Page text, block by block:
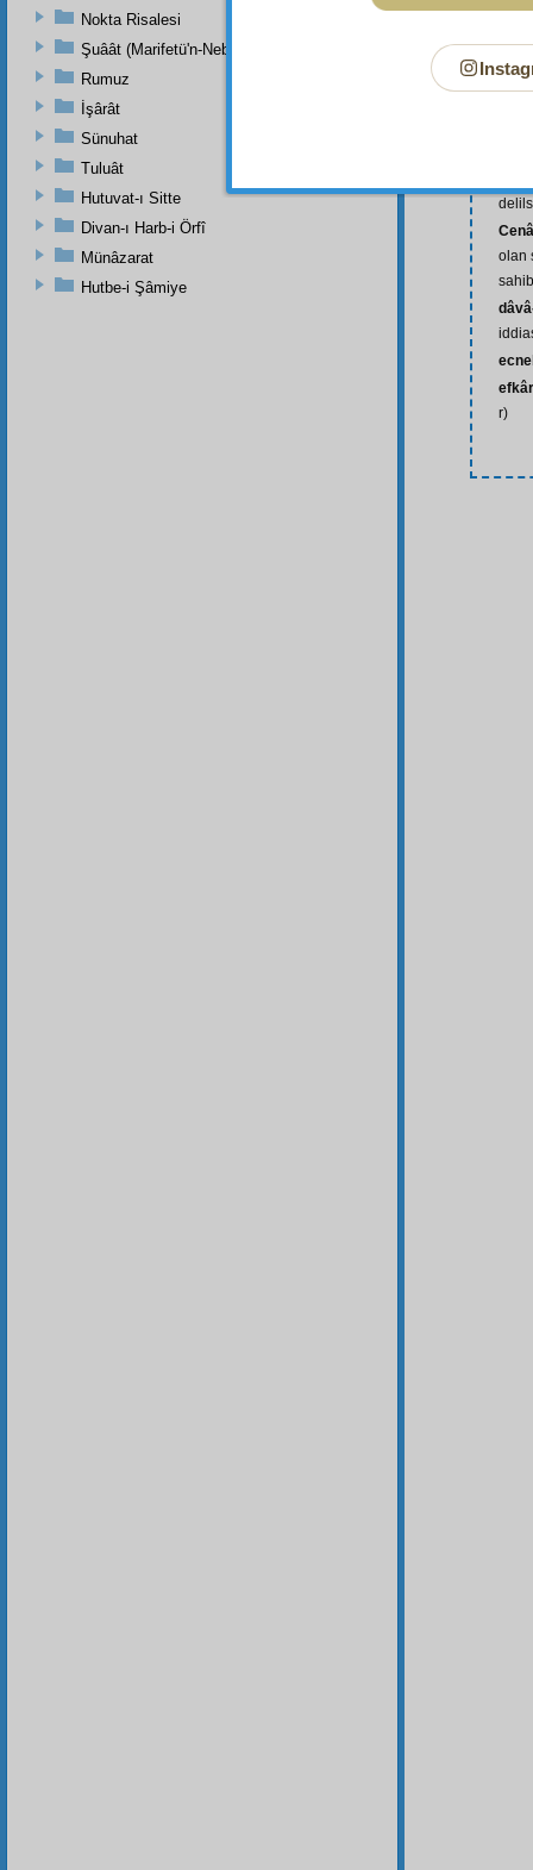
olan
efkâr
r)
Nokta Risalesi
Şuâât (Marifetü'n-Nebi)
Rumuz
İşârât
Sünuhat
Tuluât
Hutuvat-ı Sitte
Divan-ı Harb-i Örfî
Münâzarat
Hutbe-i Şâmiye